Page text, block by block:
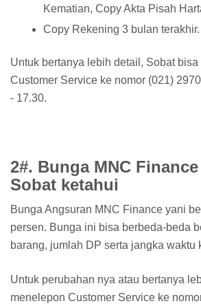
Kematian, Copy Akta Pisah
Copy Rekening 3 bulan terakhir.
Untuk bertanya lebih detail, Sobat
Customer Service ke nomor (021)
- 17.30.
2#. Bunga MNC
Sobat ketahui
Bunga Angsuran MNC Finance yani
persen. Bunga ini bisa berbeda-beda
barang, jumlah DP serta jangka waktu
Untuk perubahan nya atau bertanya
menelepon Customer Service ke